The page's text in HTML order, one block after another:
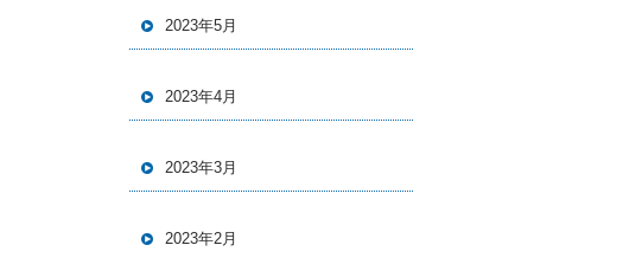
2023年5月
2023年4月
2023年3月
2023年2月